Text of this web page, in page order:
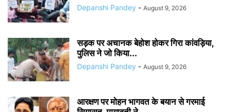
Depanshi Pandey - August 9, 2026
सड़क पर अचानक बेहोश होकर गिरा कांवड़िया,
पुलिस ने जो किया...
Depanshi Pandey - August 9, 2026
आरक्षण पर मोहन भागवत के बयान से गरमाई